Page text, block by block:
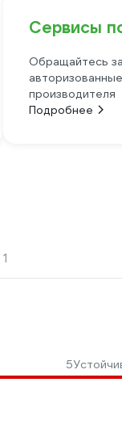
Сервисы
Обращайтесь
производителя
Подробнее
1
5